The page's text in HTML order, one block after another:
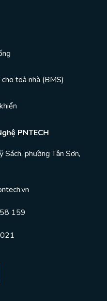
toà nhà (BMS)
PNTECH
Sách, phường Tân Sơn,
159